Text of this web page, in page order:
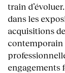
train
dans les
acquisitions
contemporain
engagements